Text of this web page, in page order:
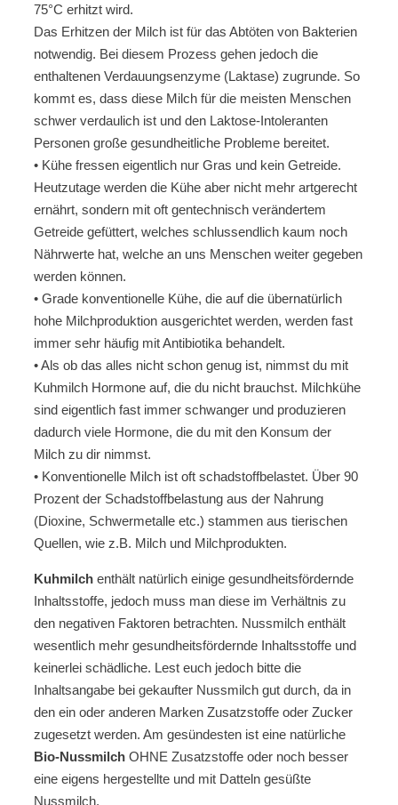
75°C erhitzt wird.
Das Erhitzen der Milch ist für das Abtöten von Bakterien
notwendig. Bei diesem Prozess gehen jedoch die
enthaltenen Verdauungsenzyme (Laktase) zugrunde. So
kommt es, dass diese Milch für die meisten Menschen
schwer verdaulich ist und den Laktose-Intoleranten
Personen große gesundheitliche Probleme bereitet.
• Kühe fressen eigentlich nur Gras und kein Getreide.
Heutzutage werden die Kühe aber nicht mehr artgerecht
ernährt, sondern mit oft gentechnisch verändertem
Getreide gefüttert, welches schlussendlich kaum noch
Nährwerte hat, welche an uns Menschen weiter gegeben
werden können.
• Grade konventionelle Kühe, die auf die übernatürlich
hohe Milchproduktion ausgerichtet werden, werden fast
immer sehr häufig mit Antibiotika behandelt.
• Als ob das alles nicht schon genug ist, nimmst du mit
Kuhmilch Hormone auf, die du nicht brauchst. Milchkühe
sind eigentlich fast immer schwanger und produzieren
dadurch viele Hormone, die du mit den Konsum der
Milch zu dir nimmst.
• Konventionelle Milch ist oft schadstoffbelastet. Über 90
Prozent der Schadstoffbelastung aus der Nahrung
(Dioxine, Schwermetalle etc.) stammen aus tierischen
Quellen, wie z.B. Milch und Milchprodukten.
Kuhmilch enthält natürlich einige gesundheitsfördernde
Inhaltsstoffe, jedoch muss man diese im Verhältnis zu
den negativen Faktoren betrachten. Nussmilch enthält
wesentlich mehr gesundheitsfördernde Inhaltsstoffe und
keinerlei schädliche. Lest euch jedoch bitte die
Inhaltsangabe bei gekaufter Nussmilch gut durch, da in
den ein oder anderen Marken Zusatzstoffe oder Zucker
zugesetzt werden. Am gesündesten ist eine natürliche
Bio-Nussmilch OHNE Zusatzstoffe oder noch besser
eine eigens hergestellte und mit Datteln gesüßte
Nussmilch.